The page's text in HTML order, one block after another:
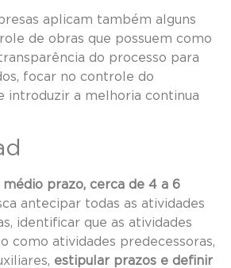
aplicam também alguns
de obras que possuem como
do processo para
focar no controle do
introduzir a melhoria continua
prazo, cerca de 4 a 6
antecipar todas as atividades
identificar que as atividades
como atividades predecessoras,
estipular prazos e definir